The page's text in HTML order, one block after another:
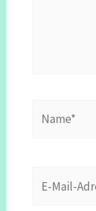
Mail-